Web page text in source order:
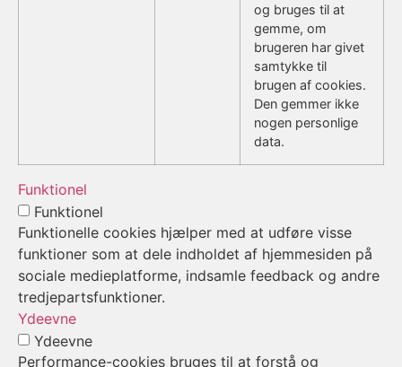
og bruges til at
gemme, om
brugeren har givet
samtykke til
brugen af cookies.
Den gemmer ikke
nogen personlige
data.
Funktionel
Funktionel
Funktionelle cookies hjælper med at udføre visse
funktioner som at dele indholdet af hjemmesiden på
sociale medieplatforme, indsamle feedback og andre
tredjepartsfunktioner.
Ydeevne
Ydeevne
Performance-cookies bruges til at forstå og